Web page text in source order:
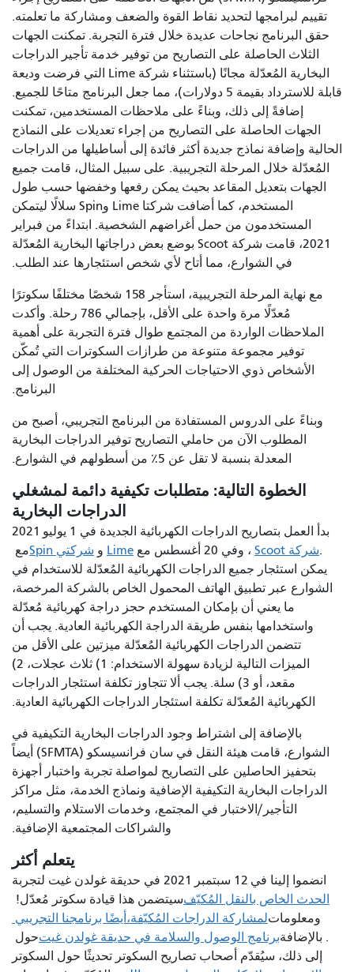
تقييم لبرامجها لتحديد نقاط القوة والضعف ومشاركة ما تعلمته.
حقق البرنامج نجاحات عديدة خلال فترة التجربة. تمكنت الجهات
الثلاث الحاصلة على التصاريح من توفير خدمة تأجير الدراجات
البخارية المُعدّلة مجانًا (باستثناء شركة Lime التي فرضت وديعة
قابلة للاسترداد بقيمة 5 دولارات)، مما جعل البرنامج متاحًا للجميع.
إضافةً إلى ذلك، وبناءً على ملاحظات المستخدمين، تمكنت
الجهات الحاصلة على التصاريح من إجراء تعديلات على النماذج
الحالية وإضافة نماذج جديدة أكثر فائدة إلى أساطيلها من الدراجات
المُعدّلة خلال المرحلة التجريبية. على سبيل المثال، قامت جميع
الجهات بتعديل المقاعد بحيث يمكن رفعها وخفضها حسب طول
المستخدم، كما أضافت شركتا Lime وSpin سلالًا ليتمكن
المستخدمون من حمل أغراضهم الشخصية. ابتداءً من فبراير
2021، قامت شركة Scoot بوضع بعض دراجاتها البخارية المُعدّلة
في الشوارع، مما أتاح لأي شخص استئجارها عند الطلب.
مع نهاية المرحلة التجريبية، استأجر 158 شخصًا مختلفًا سكوترًا
مُعدّلًا مرة واحدة على الأقل، بإجمالي 786 رحلة. وأكدت
الملاحظات الواردة من المجتمع طوال فترة التجربة على أهمية
توفير مجموعة متنوعة من طرازات السكوترات التي تُمكّن
الأشخاص ذوي الاحتياجات الحركية المختلفة من الوصول إلى
البرنامج.
وبناءً على الدروس المستفادة من البرنامج التجريبي، أصبح من
المطلوب الآن من حاملي التصاريح توفير الدراجات البخارية
المعدلة بنسبة لا تقل عن 5٪ من أسطولهم في الشوارع.
الخطوة التالية: متطلبات تكيفية دائمة لمشغلي
الدراجات البخارية
بدأ العمل بتصاريح الدراجات الكهربائية الجديدة في 1 يوليو 2021
مع
شركتي Spin و Lime ، وفي 20 أغسطس مع شركة Scoot.
يمكن استئجار جميع الدراجات الكهربائية المُعدّلة للاستخدام في
الشوارع عبر تطبيق الهاتف المحمول الخاص بالشركة المرخصة،
ما يعني أن بإمكان المستخدم حجز دراجة كهربائية مُعدّلة
واستخدامها بنفس طريقة الدراجة الكهربائية العادية. يجب أن
تتضمن الدراجات الكهربائية المُعدّلة ميزتين على الأقل من
الميزات التالية لزيادة سهولة الاستخدام: 1) ثلاث عجلات، 2)
مقعد، أو 3) سلة. يجب ألا تتجاوز تكلفة استئجار الدراجات
الكهربائية المُعدّلة تكلفة استئجار الدراجات الكهربائية العادية.
بالإضافة إلى اشتراط وجود الدراجات البخارية التكيفية في
الشوارع، قامت هيئة النقل في سان فرانسيسكو (SFMTA) أيضاً
بتحفيز الحاصلين على التصاريح لمواصلة تجربة واختبار أجهزة
الدراجات البخارية التكيفية الإضافية ونماذج الخدمة، مثل مراكز
التأجير/الاختبار في المجتمع، وخدمات الاستلام والتسليم،
والشراكات المجتمعية الإضافية.
يتعلم أكثر
انضموا إلينا في 12 سبتمبر 2021 في حديقة غولدن غيت لتجربة
قيادة سكوتر مُعدّل! سيتضمن هذاالحدث الخاص بالنقل المُكيّف
أيضًا برنامجنا التجريبي لمشاركة الدراجات المُكيّفة،ومعلومات
حولبرنامج الوصول والسلامة في حديقة غولدن غيت. بالإضافة
إلى ذلك، سيُقدّم أصحاب تصاريح السكوتر تحديثًا حول السكوتر